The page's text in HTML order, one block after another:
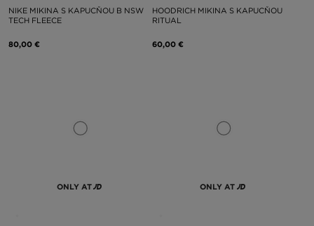
NIKE MIKINA S KAPUCŇOU B NSW
TECH FLEECE
80,00 €
HOODRICH MIKINA S KAPUCŇOU
RITUAL
60,00 €
ONLY AT ONLY AT